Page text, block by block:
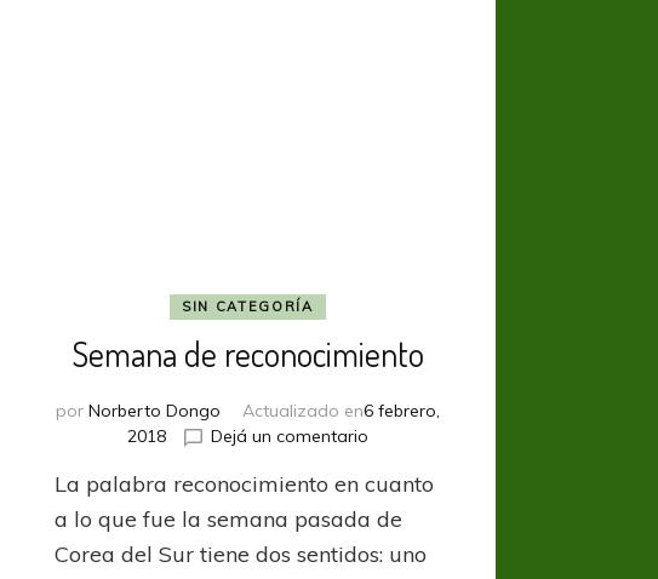
SIN CATEGORÍA
Semana de reconocimiento
por Norberto Dongo Actualizado en6 febrero,
2018
Dejá un comentarioen
de
reconocimiento
La palabra reconocimiento en cuanto
a lo que fue la semana pasada de
Corea del Sur tiene dos sentidos: uno